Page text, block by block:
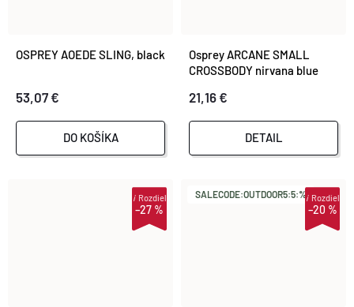
OSPREY AOEDE SLING, black
53,07 €
DO KOŠÍKA
Osprey ARCANE SMALL
CROSSBODY nirvana blue
21,16 €
DETAIL
–27 %
iRozdiel SALECODE:OUTDOOR5:5:%
–20 %
iRozdiel